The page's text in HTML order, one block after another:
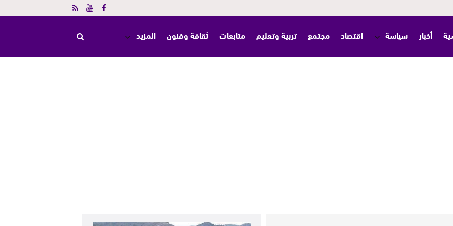
أخبار سياسة اقتصاد مجتمع تربية وتعليم متابعات ثقافة وفنون المزيد